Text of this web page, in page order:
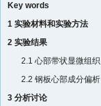
Key words
1 实验材料和实验方法
2 实验结果
2.1 心部带状显微组织
2.2 钢板心部成分偏析
3 分析讨论